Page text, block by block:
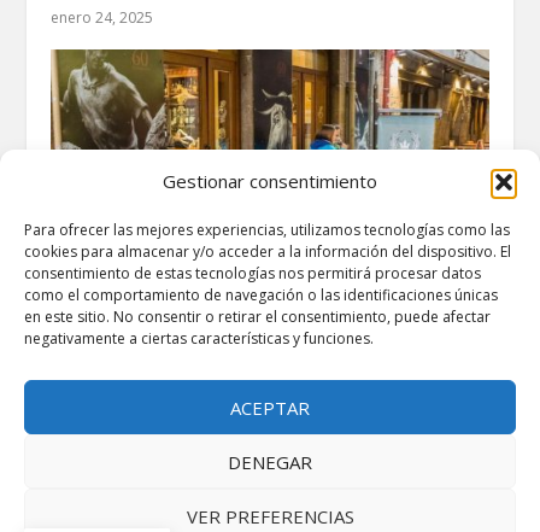
Gestionar consentimiento
Para ofrecer las mejores experiencias, utilizamos tecnologías como las
cookies para almacenar y/o acceder a la información del dispositivo. El
consentimiento de estas tecnologías nos permitirá procesar datos
como el comportamiento de navegación o las identificaciones únicas
en este sitio. No consentir o retirar el consentimiento, puede afectar
negativamente a ciertas características y funciones.
ACEPTAR
DENEGAR
VER PREFERENCIAS
enero 24, 2025
Pamplona: Bares y restaurantes se preparan